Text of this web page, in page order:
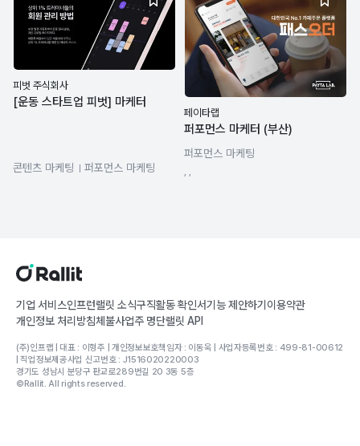
피벗 주식회사
[운동 스타트업 피벗] 마케터
콘텐츠 마케팅 퍼포먼스 마케팅
페이타랩
퍼포먼스 마케터 (부산)
퍼포먼스 마케팅
기업 서비스인프런랠릿 소식구직활동 확인서기능 제안하기 이용약관
개인정보 처리방침체불사업주 명단랠릿 API
(주)인프랩 | 대표 : 이형주 | 개인정보보호책임자 : 이동욱 | 사업자등록번호 : 499-81-00612
| 직업정보제공사업 신고번호 : J1516020220003
경기도 성남시 분당구 판교로289번길 20 3동 5층
©Rallit. All rights reserved.